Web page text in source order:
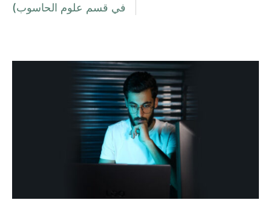
في قسم علوم الحاسوب)